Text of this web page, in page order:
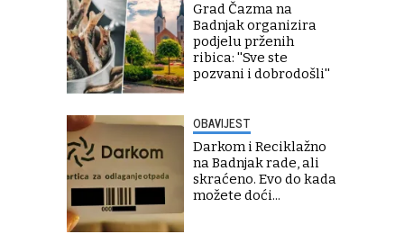
Grad Čazma na
Badnjak organizira
podjelu prženih
ribica: ''Sve ste
pozvani i dobrodošli''
OBAVIJEST
Darkom i Reciklažno
na Badnjak rade, ali
skraćeno. Evo do kada
možete doći...